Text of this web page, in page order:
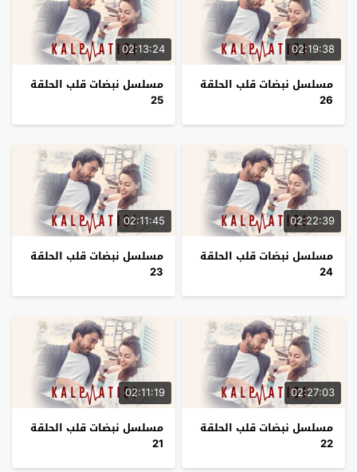
02:19:38
مسلسل نبضات قلب الحلقة
26
02:13:24
مسلسل نبضات قلب الحلقة
25
02:22:39
مسلسل نبضات قلب الحلقة
24
02:11:45
مسلسل نبضات قلب الحلقة
23
02:27:03
مسلسل نبضات قلب الحلقة
22
02:11:19
مسلسل نبضات قلب الحلقة
21